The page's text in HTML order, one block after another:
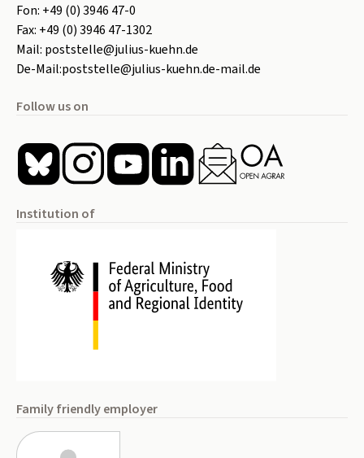
Fon: +49 (0) 3946 47-0
Fax: +49 (0) 3946 47-1302
Mail: poststelle@julius-kuehn.de
De-Mail:poststelle@julius-kuehn.de-mail.de
Follow us on
Institution of
Family friendly employer